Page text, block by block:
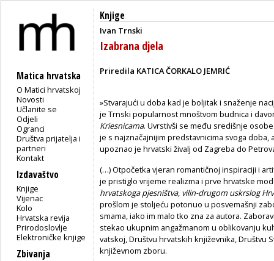
Matica hrvatska
O Matici hrvatskoj
Novosti
Učlanite se
Odjeli
Ogranci
Društva prijatelja i
partneri
Kontakt
Izdavaštvo
Knjige
Vijenac
Kolo
Hrvatska revija
Prirodoslovlje
Elektroničke knjige
Zbivanja
Knjige
Ivan Trnski
Izabrana djela
Priredila KATICA ČORKALO JEMRIĆ
»Stvarajući u doba kad je boljitak i snaženje
je Trnski popularnost mnoš­tvom budnica i
Kriesnicama. Uvrstivši se među središnje
je s najznačajnijim predstavnici­ma svoga doba,
upoznao je hrvatski živalj od Zagreba do
(…) Otpočetka vjeran romantičnoj inspiraciji i
je pristiglo vrijeme realiz­ma i prve hrvatske
hrvatskoga pjesništva, vilin-drugom uskrslog
prošlom je stoljeću potonuo u posvemašnji
smama, iako im malo tko zna za autora.
stekao ukupnim angažmanom u oblikovanju
vatskoj, Društvu hrvatskih književnika, Društvu
književnom zboru.